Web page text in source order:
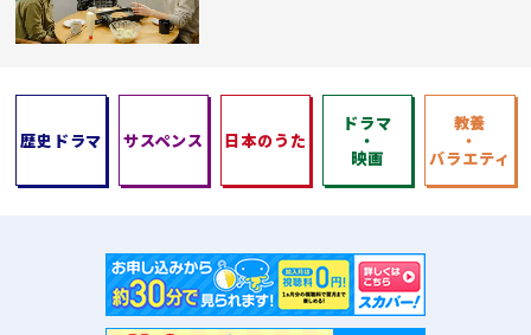
歴史ドラマ サスペンス 日本のうた
ドラマ
・
映画
教養
・
バラエティ